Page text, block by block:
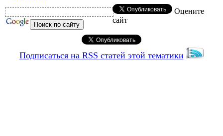
Оцените
сайт
Подписаться на RSS статей этой тематики